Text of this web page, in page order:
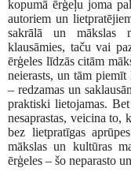
kopumā ērģeļu joma
autoriem un
sakrālā un mākslas
klausāmies, taču vai
ērģeles līdzās citām
neierasts, un tām
– redzamas un
praktiski lietojamas.
nesaprastas, veicina to,
bez lietpratīgas
mākslas un kultūras
ērģeles – šo neparasto